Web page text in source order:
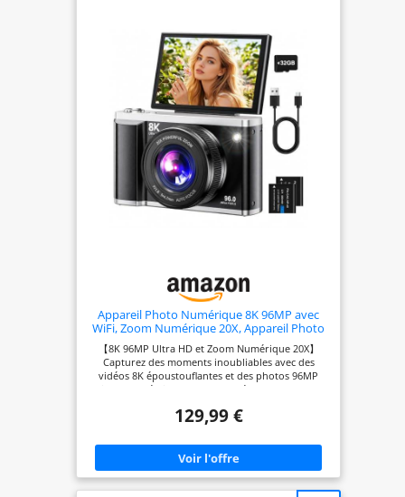
Appareil Photo Numérique 8K 96MP avec
WiFi, Zoom Numérique 20X, Appareil Photo
avec Autofocus et Stabilisation Anti-Shake,
Écran Rabattable 3,5" 180°, Carte SD 32GB et
2 Batteries
【8K 96MP Ultra HD et Zoom Numérique 20X】
Capturez des moments inoubliables avec des
vidéos 8K époustouflantes et des photos 96MP
riches en détails, aux couleurs éclatantes et aux
numérique produit des images plus naturelles et
Grâce au zoom numérique 20X, vous pouvez
facilement photographier des paysages lointains
ainsi que les moindres détails, ce qui en fait un
choix idéal pour les créateurs de contenu sur
129,99 €